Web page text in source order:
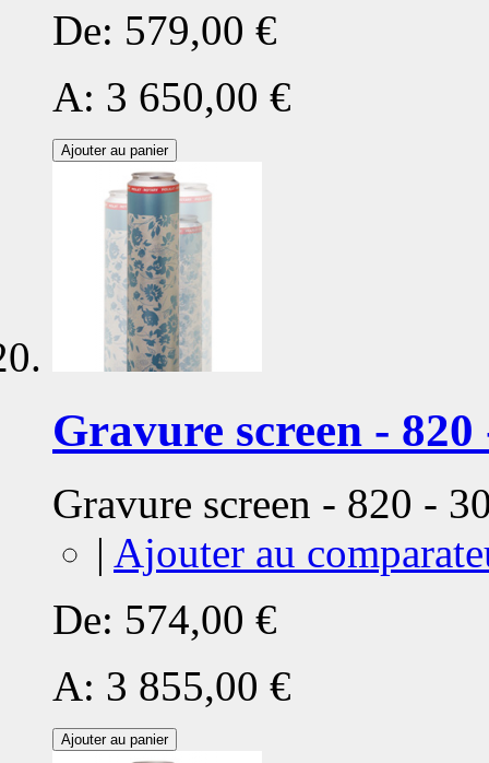
De: 579,00 €
A: 3 650,00 €
Ajouter au panier
Gravure screen - 820
Gravure screen - 820 -
| Ajouter au
De: 574,00 €
A: 3 855,00 €
Ajouter au panier